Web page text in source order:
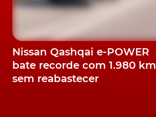
Nissan Qashqai e-POWER
bate recorde com 1.980 km
sem reabastecer